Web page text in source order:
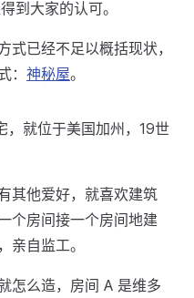
到大家的认可。
式已经不足以概括现状，
： 神秘屋。
，就位于美国加州，19世
其他爱好，就喜欢建筑
个房间接一个房间地建
亲自监工。
怎么造，房间 A 是维多